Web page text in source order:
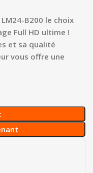
B200 le choix
Full HD ultime !
et sa qualité
vous offre une